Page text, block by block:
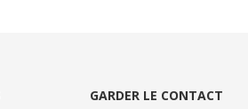
GARDER LE CONTACT